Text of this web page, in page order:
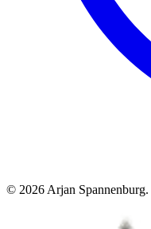
© 2026 Arjan Spannenburg.